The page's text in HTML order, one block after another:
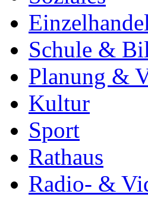
Schule &
Planung &
Kultur
Sport
Rathaus
Radio- &